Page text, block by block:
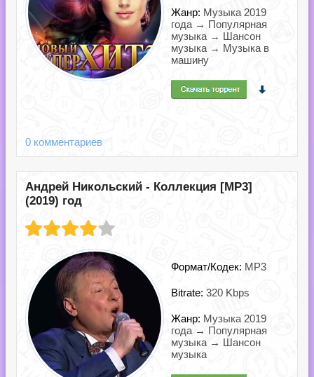
Жанр: Музыка 2019
года → Популярная
музыка → Шансон
музыка → Музыка в
машину
0 комментариев
Андрей Никольский - Коллекция [MP3]
(2019) год
Формат/Кодек: MP3
Bitrate: 320 Kbps
Жанр: Музыка 2019
года → Популярная
музыка → Шансон
музыка